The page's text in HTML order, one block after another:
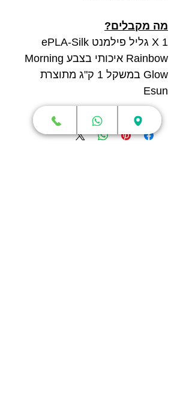
מה מקבלים?
1 X גליל פילמנט ePLA-Silk
Rainbow איכותי בצבע Morning
Glow במשקל 1 ק"ג מתוצרת
Esun